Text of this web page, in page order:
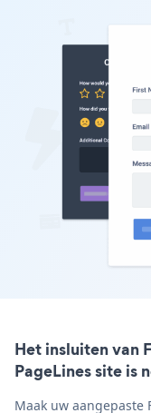
Het insluiten van
PageLines site is
Maak uw aangepaste